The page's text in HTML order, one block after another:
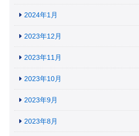
2024年1月
2023年12月
2023年11月
2023年10月
2023年9月
2023年8月